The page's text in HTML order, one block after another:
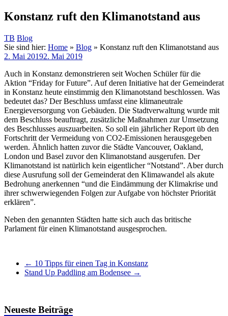
Konstanz ruft den Klimanotstand aus
TB Blog
Sie sind hier: Home » Blog » Konstanz ruft den Klimanotstand aus
2. Mai 20192. Mai 2019
Auch in Konstanz demonstrieren seit Wochen Schüler für die
Aktion “Friday for Future”. Auf deren Initiative hat der Gemeinderat
in Konstanz heute einstimmig den Klimanotstand beschlossen. Was
bedeutet das? Der Beschluss umfasst eine klimaneutrale
Energieversorgung von Gebäuden. Die Stadtverwaltung wurde mit
dem Beschluss beauftragt, zusätzliche Maßnahmen zur Umsetzung
des Beschlusses auszuarbeiten. So soll ein jährlicher Report üb den
Fortschritt der Vermeidung von CO2-Emissionen herausgegeben
werden. Ähnlich hatten zuvor die Städte Vancouver, Oakland,
London und Basel zuvor den Klimanotstand ausgerufen. Der
Klimanotstand ist natürlich kein eigentlicher “Notstand”. Aber durch
diese Ausrufung soll der Gemeinderat den Klimawandel als akute
Bedrohung anerkennen “und die Eindämmung der Klimakrise und
ihrer schwerwiegenden Folgen zur Aufgabe von höchster Priorität
erklären”.
Neben den genannten Städten hatte sich auch das britische
Parlament für einen Klimanotstand ausgesprochen.
← 10 Tipps für einen Tag in Konstanz
Stand Up Paddling am Bodensee →
Neueste Beiträge